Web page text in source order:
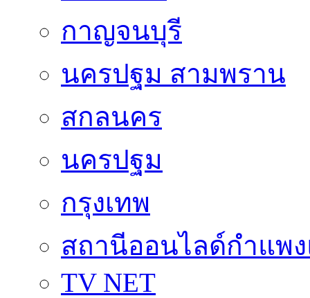
กาญจนบุรี
นครปฐม สามพราน
สกลนคร
นครปฐม
กรุงเทพ
สถานีออนไลด์กำแพ
TV NET